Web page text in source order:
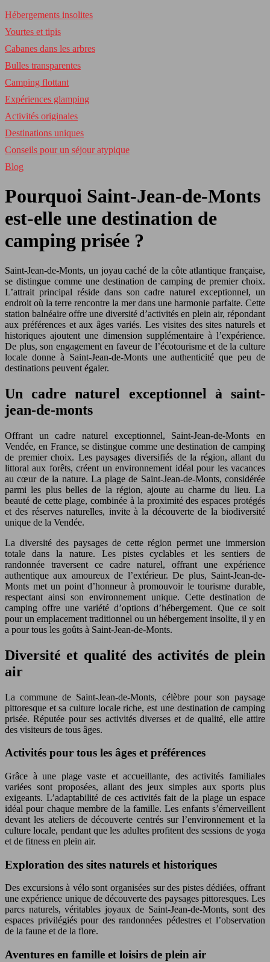
Hébergements insolites
Yourtes et tipis
Cabanes dans les arbres
Bulles transparentes
Camping flottant
Expériences glamping
Activités originales
Destinations uniques
Conseils pour un séjour atypique
Blog
Pourquoi Saint-Jean-de-Monts
est-elle une destination de
camping prisée ?
Saint-Jean-de-Monts, un joyau caché de la côte atlantique française,
se distingue comme une destination de camping de premier choix.
L’attrait principal réside dans son cadre naturel exceptionnel, un
endroit où la terre rencontre la mer dans une harmonie parfaite. Cette
station balnéaire offre une diversité d’activités en plein air, répondant
aux préférences et aux âges variés. Les visites des sites naturels et
historiques ajoutent une dimension supplémentaire à l’expérience.
De plus, son engagement en faveur de l’écotourisme et de la culture
locale donne à Saint-Jean-de-Monts une authenticité que peu de
destinations peuvent égaler.
Un cadre naturel exceptionnel à saint-
jean-de-monts
Offrant un cadre naturel exceptionnel, Saint-Jean-de-Monts en
Vendée, en France, se distingue comme une destination de camping
de premier choix. Les paysages diversifiés de la région, allant du
littoral aux forêts, créent un environnement idéal pour les vacances
au cœur de la nature. La plage de Saint-Jean-de-Monts, considérée
parmi les plus belles de la région, ajoute au charme du lieu. La
beauté de cette plage, combinée à la proximité des espaces protégés
et des réserves naturelles, invite à la découverte de la biodiversité
unique de la Vendée.
La diversité des paysages de cette région permet une immersion
totale dans la nature. Les pistes cyclables et les sentiers de
randonnée traversent ce cadre naturel, offrant une expérience
authentique aux amoureux de l’extérieur. De plus, Saint-Jean-de-
Monts met un point d’honneur à promouvoir le tourisme durable,
respectant ainsi son environnement unique. Cette destination de
camping offre une variété d’options d’hébergement. Que ce soit
pour un emplacement traditionnel ou un hébergement insolite, il y en
a pour tous les goûts à Saint-Jean-de-Monts.
Diversité et qualité des activités de plein
air
La commune de Saint-Jean-de-Monts, célèbre pour son paysage
pittoresque et sa culture locale riche, est une destination de camping
prisée. Réputée pour ses activités diverses et de qualité, elle attire
des visiteurs de tous âges.
Activités pour tous les âges et préférences
Grâce à une plage vaste et accueillante, des activités familiales
variées sont proposées, allant des jeux simples aux sports plus
exigeants. L’adaptabilité de ces activités fait de la plage un espace
idéal pour chaque membre de la famille. Les enfants s’émerveillent
devant les ateliers de découverte centrés sur l’environnement et la
culture locale, pendant que les adultes profitent des sessions de yoga
et de fitness en plein air.
Exploration des sites naturels et historiques
Des excursions à vélo sont organisées sur des pistes dédiées, offrant
une expérience unique de découverte des paysages pittoresques. Les
parcs naturels, véritables joyaux de Saint-Jean-de-Monts, sont des
espaces privilégiés pour des randonnées pédestres et l’observation
de la faune et de la flore.
Aventures en famille et loisirs de plein air